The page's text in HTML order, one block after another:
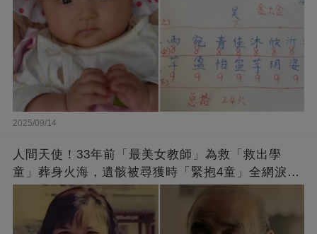
2025/09/14
人間天使！33年前「最美女教師」為救「救出學
童」葬身火海，遺骸被尋獲時「緊抱4童」全網淚
崩：真正的英雄不該被遺忘